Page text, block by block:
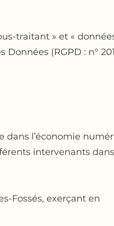
traitant » et «
(RGPD : n°
dans l’économie
intervenants
Fossés, exerçant en